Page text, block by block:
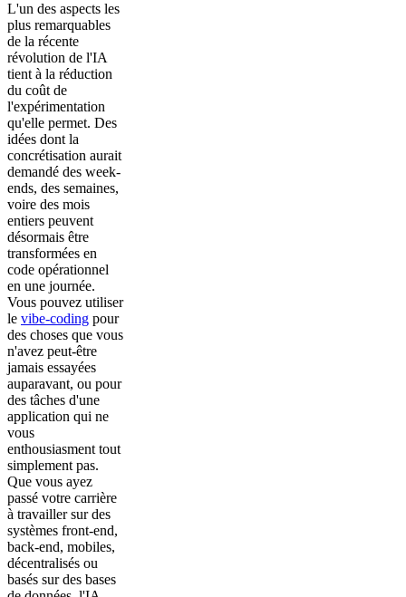
L'un des aspects les
plus remarquables
de la récente
révolution de l'IA
tient à la réduction
du coût de
l'expérimentation
qu'elle permet. Des
idées dont la
concrétisation aurait
demandé des week-
ends, des semaines,
voire des mois
entiers peuvent
désormais être
transformées en
code opérationnel
en une journée.
Vous pouvez utiliser
le vibe-coding pour
des choses que vous
n'avez peut-être
jamais essayées
auparavant, ou pour
des tâches d'une
application qui ne
vous
enthousiasment tout
simplement pas.
Que vous ayez
passé votre carrière
à travailler sur des
systèmes front-end,
back-end, mobiles,
décentralisés ou
basés sur des bases